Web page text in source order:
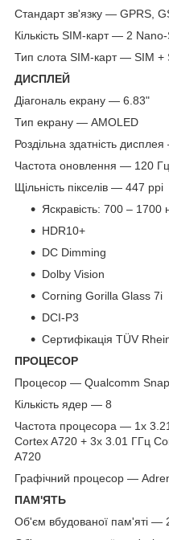
Стандарт зв'язку — GPRS,
Кількість SIM-карт — 2
Тип слота SIM-карт — SIM +
ДИСПЛЕЙ
Діагональ екрану — 6.83"
Тип екрану — AMOLED
Роздільна здатність
Частота оновлення — 120 Гц
Щільність пікселів — 447 ppi
Яскравість: 700 – 1700
HDR10+
DC Dimming
Dolby Vision
Corning Gorilla Glass 7i
DCI-P3
Сертифікація TÜV
ПРОЦЕСОР
Процесор — Qualcomm
Кількість ядер — 8
Частота процесора — 1x
Cortex A720 + 3x 3.01 ГГц
A720
Графічний процесор —
ПАМ'ЯТЬ
Об'єм вбудованої пам'яті —